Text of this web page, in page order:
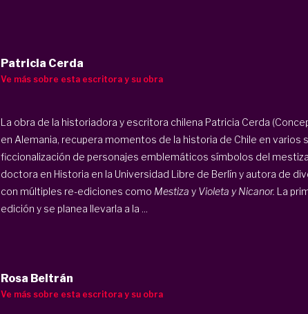
Patricia Cerda
Ve más sobre esta escritora y su obra
La obra de la historiadora y escritora chilena Patricia Cerda
en Alemania, recupera momentos de la historia de Chile en varios
ficcionalización de personajes emblemáticos símbolos del
doctora en Historia en la Universidad Libre de Berlín y autora de
con múltiples re-ediciones como Mestiza yVioleta y Nicanor. La
edición y se planea llevarla a la ...
Rosa Beltrán
Ve más sobre esta escritora y su obra